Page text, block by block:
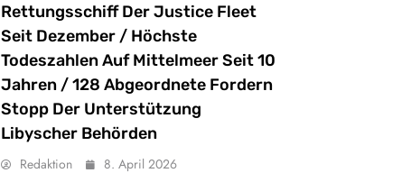
Rettungsschiff Der Justice Fleet
Seit Dezember / Höchste
Todeszahlen Auf Mittelmeer Seit 10
Jahren / 128 Abgeordnete Fordern
Stopp Der Unterstützung
Libyscher Behörden
Redaktion 8. April 2026